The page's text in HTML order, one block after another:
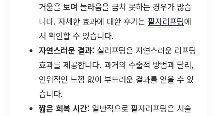
거울을 보며 놀라움을 금치 못하는 경우가 많습
니다. 자세한 효과에 대한 후기는 팔자리프팅에
서 확인할 수 있습니다.
자연스러운 결과: 실리프팅은 자연스러운 리프팅
효과를 제공합니다. 과거의 수술적 방법과 달리,
인위적인 느낌 없이 부드러운 결과를 얻을 수 있
습니다.
짧은 회복 시간: 일반적으로 팔자리프팅은 시술